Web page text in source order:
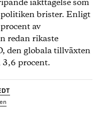
iakttagelse som
brister. Enligt
av
redan rikaste
den globala tillväxten
procent.